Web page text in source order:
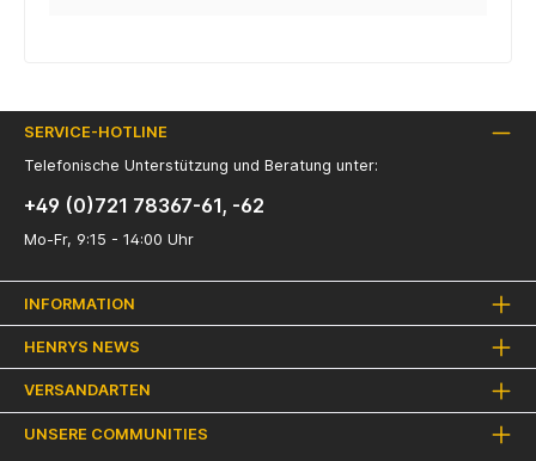
SERVICE-HOTLINE
Telefonische Unterstützung und Beratung unter:
+49 (0)721 78367-61, -62
Mo-Fr, 9:15 - 14:00 Uhr
INFORMATION
HENRYS NEWS
VERSANDARTEN
UNSERE COMMUNITIES